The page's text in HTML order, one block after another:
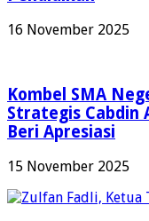
16 November 2025
Kombel SMA
Strategis Cabdin
Beri Apresiasi
15 November 2025